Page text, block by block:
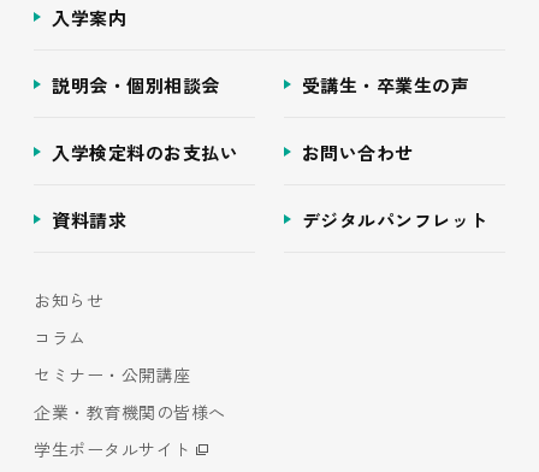
入学案内
説明会・個別相談会 受講生・卒業生の声
入学検定料のお支払い お問い合わせ
資料請求 デジタルパンフレット
お知らせ
コラム
セミナー・公開講座
企業・教育機関の皆様へ
学生ポータルサイト